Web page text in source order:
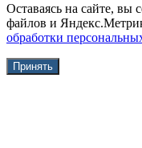
Оставаясь на сайте, вы
файлов и
обработки
Принять